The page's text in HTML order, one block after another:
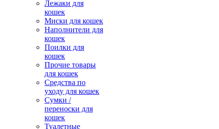
Лежаки для
кошек
Миски для кошек
Наполнители для
кошек
Поилки для
кошек
Прочие товары
для кошек
Средства по
уходу для кошек
Сумки /
переноски для
кошек
Туалетные